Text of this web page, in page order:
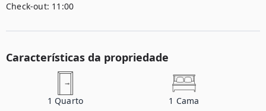
Check-out: 11:00
Características da propriedade
1 Quarto 1 Cama